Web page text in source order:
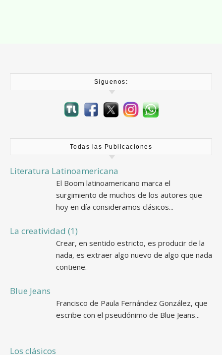
Síguenos:
Todas las Publicaciones
Literatura Latinoamericana
El Boom latinoamericano marca el
surgimiento de muchos de los autores que
hoy en día consideramos clásicos...
La creatividad (1)
Crear, en sentido estricto, es producir de la
nada, es extraer algo nuevo de algo que nada
contiene.
Blue Jeans
Francisco de Paula Fernández González, que
escribe con el pseudónimo de Blue Jeans...
Los clásicos